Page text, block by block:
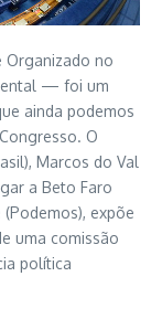
Organizado no
— foi um
ainda podemos
O
Marcos do Val
a Beto Faro
expõe
uma comissão
política